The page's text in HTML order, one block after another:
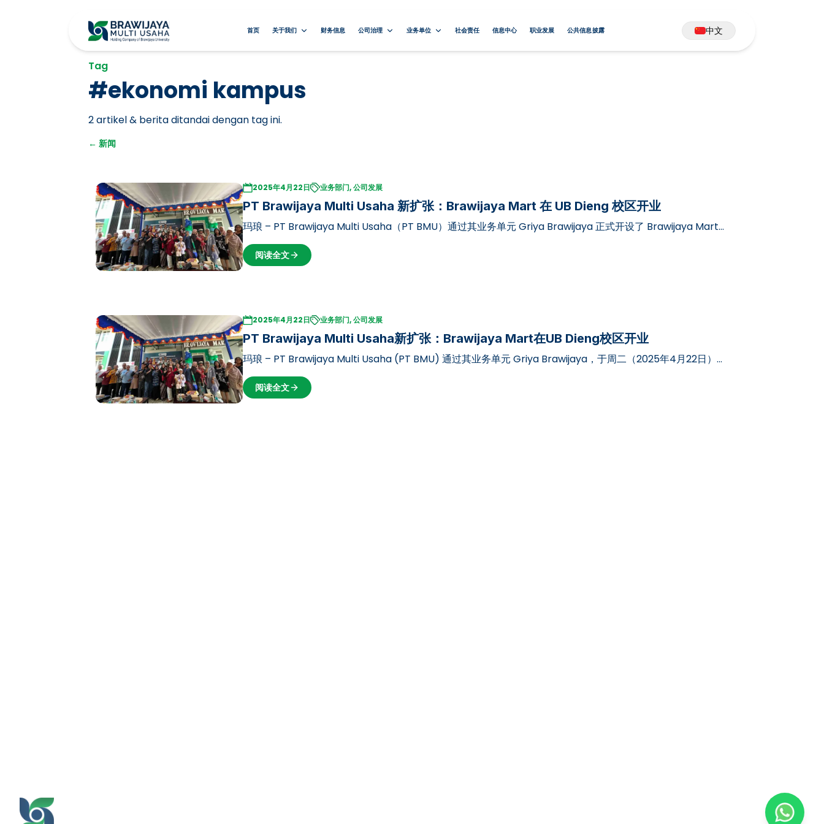
首页 关于我们 财务信息 公司治理 业务单位 社会责任 信息中心 职业发展 公共信息披露 中文
Tag
#ekonomi kampus
2artikel & berita ditandai dengan tag ini.
← 新闻
2025年4月22日 业务部门, 公司发展
PT Brawijaya Multi Usaha 新扩张：Brawijaya Mart 在 UB Dieng 校区开业
玛琅 – PT Brawijaya Multi Usaha（PT BMU）通过其业务单元 Griya Brawijaya 正式开设了 Brawijaya Mart
业务线的新分店，该分店位于布拉维贾亚大学（UB）第二校区 Dieng 区域，…
阅读全文
2025年4月22日 业务部门, 公司发展
PT Brawijaya Multi Usaha新扩张：Brawijaya Mart在UB Dieng校区开业
玛琅 – PT Brawijaya Multi Usaha (PT BMU) 通过其业务单元 Griya Brawijaya，于周二（2025年4月22日）正
式在布拉维贾亚大学（UB）Dieng校区2号校区开设 Brawijaya Mart…
阅读全文